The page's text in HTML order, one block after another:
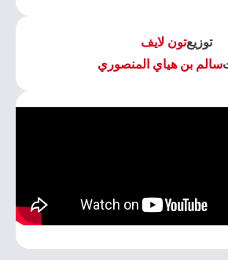
توزيعتون لايف
سالم بن هياي المنصوري